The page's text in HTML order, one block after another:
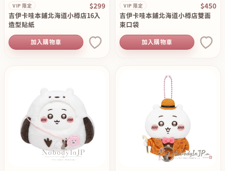
VIP 限定 $299
吉伊卡哇本鋪北海道小樽店16入
造型貼紙
加入購物車
VIP 限定 $450
吉伊卡哇本鋪北海道小樽店雙面
束口袋
加入購物車